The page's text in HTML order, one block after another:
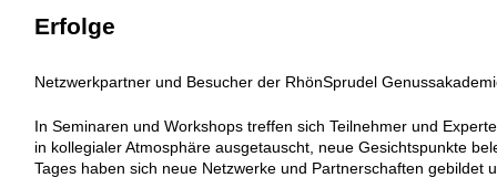
Erfolge
Netzwerkpartner und Besucher der RhönSprudel
In Seminaren und Workshops treffen sich Teilnehmer und
in kollegialer Atmosphäre ausgetauscht, neue Gesichtspunkte
Tages haben sich neue Netzwerke und Partnerschaften